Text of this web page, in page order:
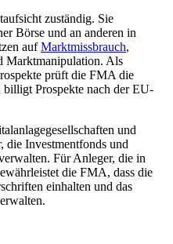
zuständig. Sie
Börse und an anderen in
aufMarktmissbrauch,
Marktmanipulation. Als
prüft die FMA die
billigt Prospekte nach der EU-
und
die Investmentfonds und
Für Anleger, die in
die FMA, dass die
einhalten und das